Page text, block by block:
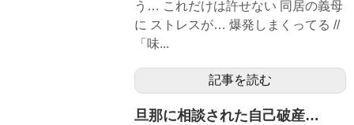
う… これだけは許せない 同居の義母
に ストレスが… 爆発しまくってる //
「味...
記事を読む
旦那に相談された自己破産…